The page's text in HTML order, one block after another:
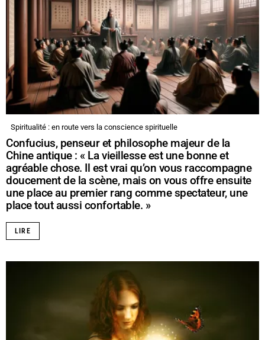
Spiritualité : en route vers la conscience spirituelle
Confucius, penseur et philosophe majeur de la
Chine antique : « La vieillesse est une bonne et
agréable chose. Il est vrai qu’on vous raccompagne
doucement de la scène, mais on vous offre ensuite
une place au premier rang comme spectateur, une
place tout aussi confortable. »
LIRE